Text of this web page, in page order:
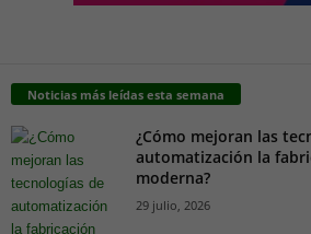
Noticias más leídas esta semana
¿Cómo mejoran las
automatización la
moderna?
29 julio, 2026